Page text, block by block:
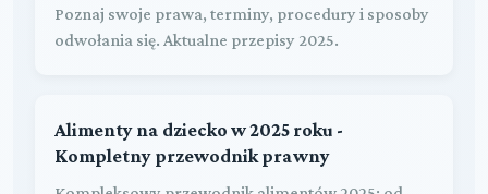
Poznaj swoje prawa, terminy, procedury i sposoby
odwołania się. Aktualne przepisy 2025.
Alimenty na dziecko w 2025 roku -
Kompletny przewodnik prawny